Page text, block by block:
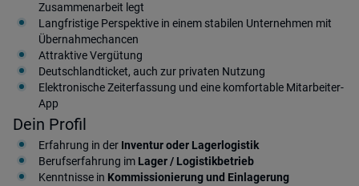
Zusammenarbeit legt
Langfristige Perspektive in einem stabilen Unternehmen mit
Übernahmechancen
Attraktive Vergütung
Deutschlandticket, auch zur privaten Nutzung
Elektronische Zeiterfassung und eine komfortable Mitarbeiter-
App
Dein Profil
Erfahrung in der Inventur oder Lagerlogistik
Berufserfahrung im Lager / Logistikbetrieb
Kenntnisse in Kommissionierung und Einlagerung